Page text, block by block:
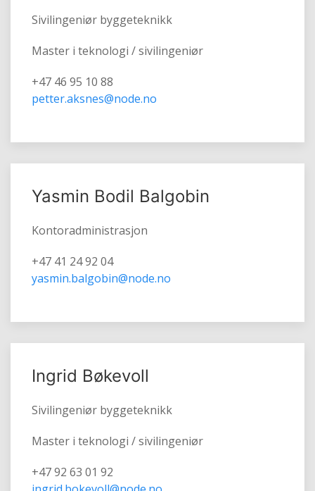
Sivilingeniør byggeteknikk
Master i teknologi / sivilingeniør
+47 46 95 10 88
petter.aksnes@node.no
Yasmin Bodil Balgobin
Kontoradministrasjon
+47 41 24 92 04
yasmin.balgobin@node.no
Ingrid Bøkevoll
Sivilingeniør byggeteknikk
Master i teknologi / sivilingeniør
+47 92 63 01 92